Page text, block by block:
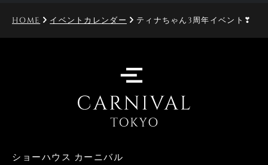
HOME イベントカレンダー ティナちゃん3周年イベント❣
ショーハウス カーニバル